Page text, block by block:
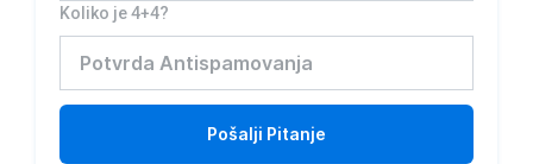
Koliko je 4+4?
Pošalji Pitanje